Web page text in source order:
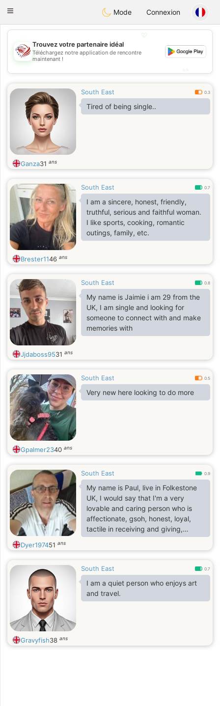
StatesDating
Toggle
Mode Connexion
💖
💕
Trouvez votre partenaire idéal
Téléchargez notre application de rencontre
maintenant !
South East 0.3
Tired of being single..
Ganza31 ans
South East 0.7
I am a sincere, honest, friendly,
truthful, serious and faithful woman.
I like sports, cooking, romantic
outings, family, etc.
Brester1146 ans
South East 0.8
My name is Jaimie i am 29 from the
UK, I am single and looking for
someone to connect with and make
memories with
Jjdaboss9531 ans
South East 0.5
Very new here looking to do more
Gpalmer2340 ans
South East 0.9
My name is Paul, live in Folkestone
UK, I would say that I'm a very
lovable and caring person who is
affectionate, gsoh, honest, loyal,
tactile in receiving and giving,
considerate, patient, guy. Looking
for a woman for a serious
and soul mate. I have many interests
including, reading, watching movies,
theatre, travelling, music. I'm easy
going and I get along with most
Dyer197451 ans
South East 0.7
I am a quiet person who enjoys art
and travel.
Gravyfish38 ans